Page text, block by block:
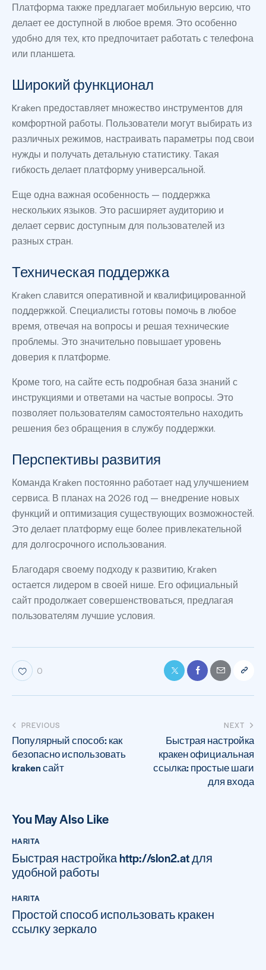
Платформа также предлагает мобильную версию, что
делает ее доступной в любое время. Это особенно
удобно для тех, кто предпочитает работать с телефона
или планшета.
Широкий функционал
Kraken предоставляет множество инструментов для
комфортной работы. Пользователи могут выбирать из
различных режимов, настраивать параметры под свои
нужды и получать детальную статистику. Такая
гибкость делает платформу универсальной.
Еще одна важная особенность — поддержка
нескольких языков. Это расширяет аудиторию и
делает сервис доступным для пользователей из
разных стран.
Техническая поддержка
Kraken славится оперативной и квалифицированной
поддержкой. Специалисты готовы помочь в любое
время, отвечая на вопросы и решая технические
проблемы. Это значительно повышает уровень
доверия к платформе.
Кроме того, на сайте есть подробная база знаний с
инструкциями и ответами на частые вопросы. Это
позволяет пользователям самостоятельно находить
решения без обращения в службу поддержки.
Перспективы развития
Команда Kraken постоянно работает над улучшением
сервиса. В планах на 2026 год — внедрение новых
функций и оптимизация существующих возможностей.
Это делает платформу еще более привлекательной
для долгосрочного использования.
Благодаря своему подходу к развитию, Kraken
остается лидером в своей нише. Его официальный
сайт продолжает совершенствоваться, предлагая
пользователям лучшие условия.
0
PREVIOUS
Популярный способ: как
безопасно использовать
kraken сайт
NEXT
Быстрая настройка
кракен официальная
ссылка: простые шаги
для входа
You May Also Like
HARITA
Быстрая настройка http://slon2.at для
удобной работы
HARITA
Простой способ использовать кракен
ссылку зеркало